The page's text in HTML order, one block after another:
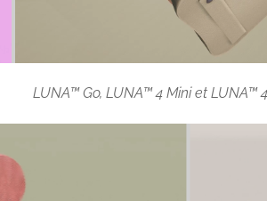
LUNA™ Go, LUNA™ 4 Mini et LUNA™